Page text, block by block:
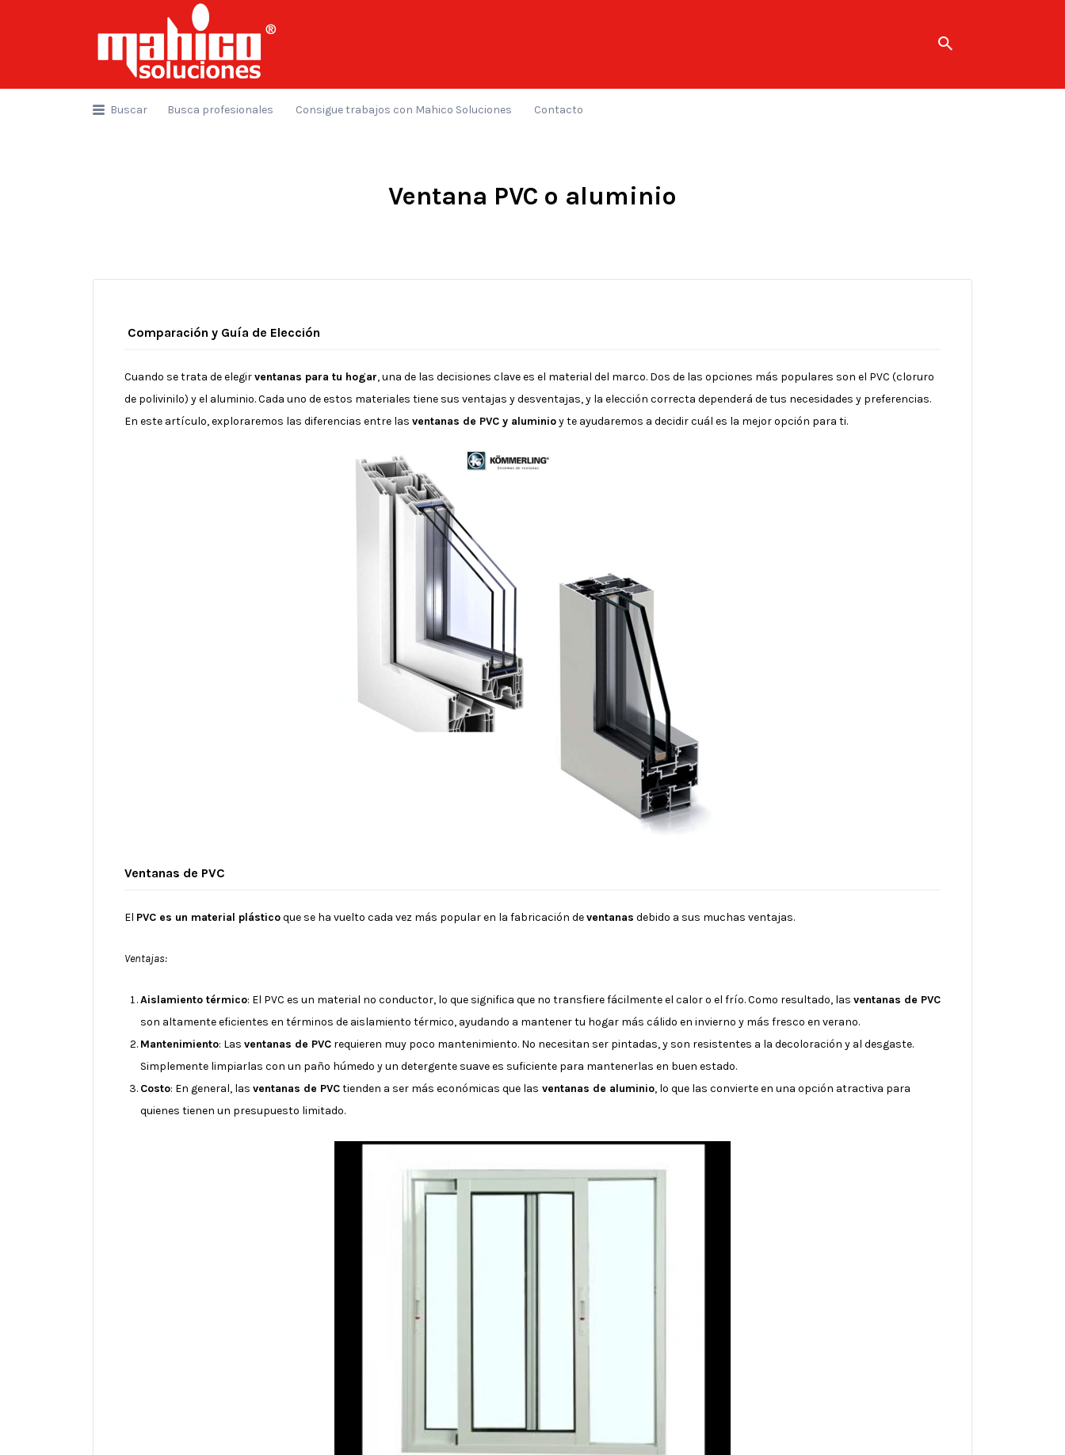
por:
Buscar Busca profesionales Consigue trabajos con Mahico Soluciones Contacto
Ventana PVC o aluminio
Comparación y Guía de Elección
Cuando se trata de elegirventanas para tu hogar, una de las decisiones clave es el material del marco. Dos de las opciones más populares son el PVC (cloruro
de polivinilo) y el aluminio. Cada uno de estos materiales tiene sus ventajas y desventajas, y la elección correcta dependerá de tus necesidades y preferencias.
En este artículo, exploraremos las diferencias entre las ventanas de PVC y aluminioy te ayudaremos a decidir cuál es la mejor opción para ti.
Ventanas de PVC
El PVC es un material plásticoque se ha vuelto cada vez más popular en la fabricación deventanas debido a sus muchas ventajas.
Ventajas:
Aislamiento térmico: El PVC es un material no conductor, lo que significa que no transfiere fácilmente el calor o el frío. Como resultado, las ventanas de PVC
son altamente eficientes en términos de aislamiento térmico, ayudando a mantener tu hogar más cálido en invierno y más fresco en verano.
Mantenimiento: Las ventanas de PVC requieren muy poco mantenimiento. No necesitan ser pintadas, y son resistentes a la decoloración y al desgaste.
Simplemente limpiarlas con un paño húmedo y un detergente suave es suficiente para mantenerlas en buen estado.
Costo: En general, las ventanas de PVCtienden a ser más económicas que las ventanas de aluminio, lo que las convierte en una opción atractiva para
quienes tienen un presupuesto limitado.